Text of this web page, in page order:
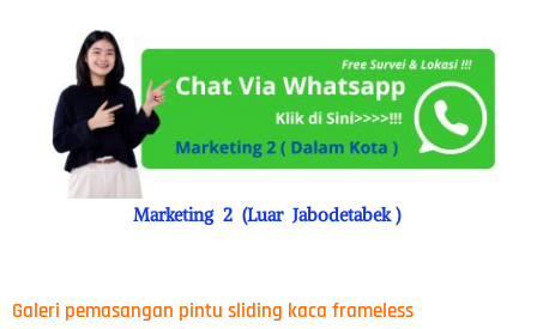
Marketing 2 (Luar Jabodetabek )
Galeri pemasangan pintu sliding kaca frameless